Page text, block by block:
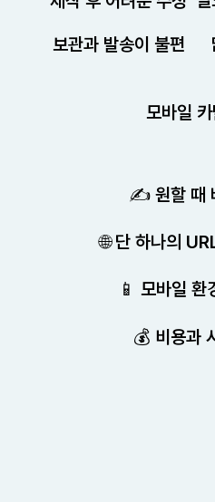
✍️ 원할 때
🌐 단 하나의
📱 모바일 환
💰 비용과
모바일
보관과 발송이 불편